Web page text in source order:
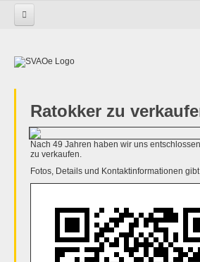
Ratokker zu verkaufen
Ratokker zu
Nach 49 Jahren haben wir uns
zu verkaufen.
Fotos, Details und Kontaktinformationen